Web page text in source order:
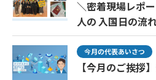
＼密着現場レポ
人の 入国日の流
今月の代表あいさつ
【今月のご挨拶